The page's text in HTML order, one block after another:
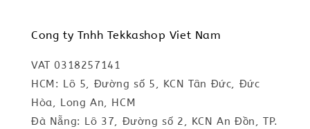
Cong ty Tnhh Tekkashop Viet Nam
VAT 0318257141
HCM: Lô 5, Đường số 5, KCN Tân Đức, Đức
Hòa, Long An, HCM
Đà Nẵng: Lô 37, Đường số 2, KCN An Đồn, TP.